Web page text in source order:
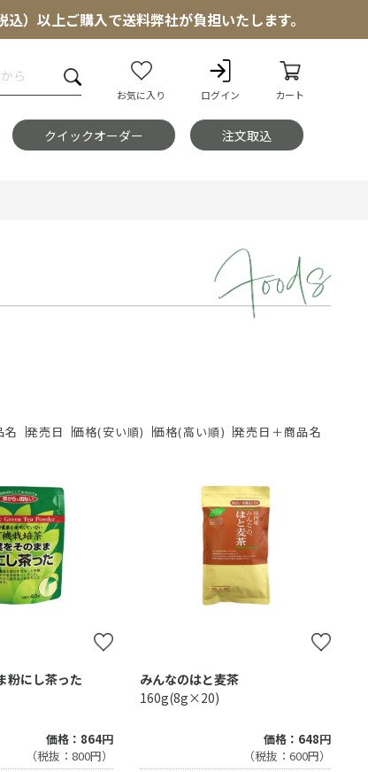
）以上ご購入で送料弊社が負担いたします。
お気に入り ログイン カート
クイックオーダー 注文取込
名 発売日 価格(安い順) 価格(高い順) 発売日＋商品名
粉にし茶った
価格：864円
（税抜：800円）
みんなのはと麦茶
160g(8g×20)
価格：648円
（税抜：600円）